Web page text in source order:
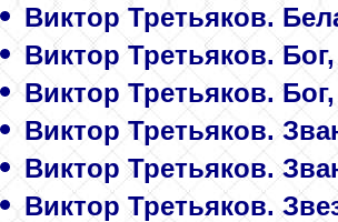
Виктор Третьяков.
Виктор Третьяков.
Виктор Третьяков.
Виктор Третьяков.
Виктор Третьяков.
Виктор Третьяков.